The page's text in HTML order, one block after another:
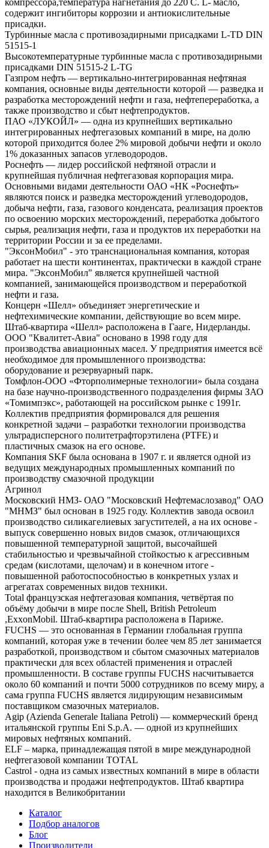
компрессора,температура нагнетания до 220 С. L- масло,
содержит ингибиторы коррозии и антиокислительные
присадки.
Турбинные масла с противозадирными присадками L-TD DIN
51515-1
Высокотемпературные турбинные масла с противозадирными
присадками DIN 51515-2 L-TG
Газпром нефть — вертикально-интегрированная нефтяная
компания, основные виды деятельности которой — разведка и
разработка месторождений нефти и газа, нефтепереработка, а
также производство и сбыт нефтепродуктов.
ПАО «ЛУКОЙЛ» — одна из крупнейших вертикально
интегрированных нефтегазовых компаний в мире, на долю
которой приходится более 2% мировой добычи нефти и около
1% доказанных запасов углеводородов.
Роснефть — лидер российской нефтяной отрасли и
крупнейшая публичная нефтегазовая корпорация мира.
Основными видами деятельности ОАО «НК «Роснефть»
являются поиск и разведка месторождений углеводородов,
добыча нефти, газа, газового конденсата, реализация проектов
по освоению морских месторождений, переработка добытого
сырья, реализация нефти, газа и продуктов их переработки на
территории России и за ее пределами.
"ЭксонМобил" - это транснациональная компания, которая
работает на шести континентах, практически в каждой стране
мира. "ЭксонМобил" является крупнейшей частной
компанией, занимающейся производством и переработкой
нефти и газа.
Концерн «Шелл» объединяет энергетические и
нефтехимические компании, действующие во всем мире.
Штаб-квартира «Шелл» расположена в Гааге, Нидерланды.
ООО "Квалитет-Авиа" основано в 1998 году для
производства авиационных масел. У предприятия имеется всё
необходимое для промышленного производства:
оборудование и резервуарный парк.
Томфлон-ООО «Фторполимерные технологии» была создана
на базе научно-производственного подразделения фирмы ЗАО
«Томимпэкс», работающей на российском рынке с 1991г.
Коллектив предприятия формировался для решения
конкретной задачи – разработки технологии производства
ультрадисперсного политетрафторэтилена (PTFE) и
пластичных смазок на его основе.
Компания SKF была основана в 1907 г. и является одной из
ведущих международных промышленных компаний по
производству смазочной продукции
Агринол
Московский НМЗ- ОАО "Московский Нефтемаслозавод" ОАО
"МНМЗ" был основан в 1925 году. Коллектив завода освоил
производство силикагелиевых загустителей, а на их основе -
выпуск совершенно новых видов смазок, отличающихся
повышенной температурной защитой, высочайшей
стабильностью и чрезвычайной стойкостью к агрессивным
средам (кислотами, щелочам) и в конечном итоге -
повышенной работоспособностью в конкретных узлах и
агрегатах современных видов техники.
Total французская нефтегазовая компания, четвёртая по
объёму добычи в мире после Shell, British Petroleum
,ExxonMobil. Штаб-квартира расположена в Париже.
FUCHS — это основанная в Германии глобальная группа
компаний, которая уже в течении более чем 85 лет занимается
разработкой, производством и сбытом смазочных материалов
практически для всех областей применения и отраслей
промышленности. В составе группы FUCHS насчитывается
около 60 компаний и почти 5000 сотрудников по всему миру, а
сама группа FUCHS является лидирующим независимым
поставщиком смазочных материалов.
Agip (Azienda Generale Italiana Petroli) — коммерческий бренд
итальянской группы Eni S.p.A. — одной из крупнейших
мировых нефтяных компаний.
ELF – марка, принадлежащая пятой в мире международной
нефтегазовой компании TOTAL
Castrol - одна из самых известных компаний в мире в области
производства и продажи нефтепродуктов. Штаб квартира
находится в Великобритании
Каталог
Подбор аналогов
Блог
Производители